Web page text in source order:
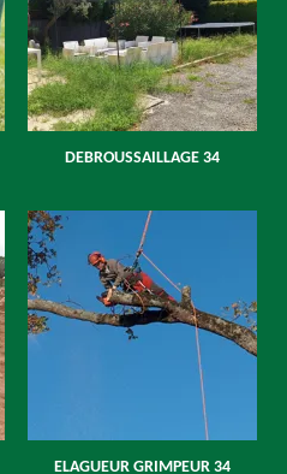
DEBROUSSAILLAGE 34
ELAGUEUR GRIMPEUR 34